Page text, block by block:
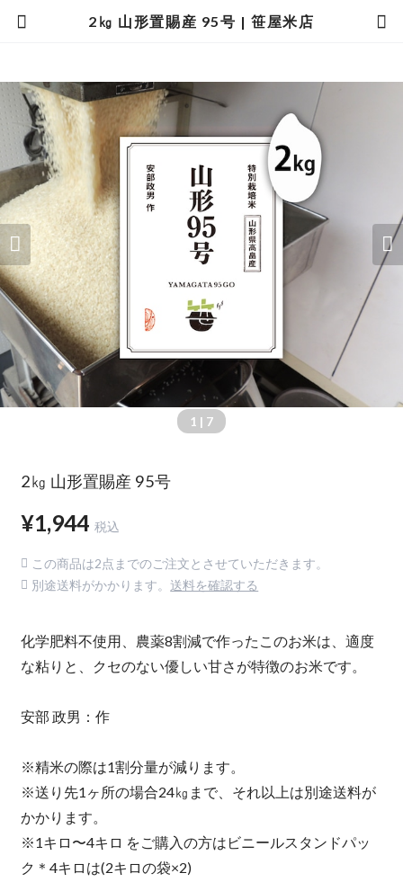
2㎏ 山形置賜産 95号 | 笹屋米店
1 | 7
2㎏ 山形置賜産 95号
¥1,944 税込
この商品は2点までのご注文とさせていただきます。
別途送料がかかります。 送料を確認する
化学肥料不使用、農薬8割減で作ったこのお米は、適度
な粘りと、クセのない優しい甘さが特徴のお米です。
安部 政男：作
※精米の際は1割分量が減ります。
※送り先1ヶ所の場合24㎏まで、それ以上は別途送料が
かかります。
※1キロ〜4キロ をご購入の方はビニールスタンドパッ
ク＊4キロは(2キロの袋×2)